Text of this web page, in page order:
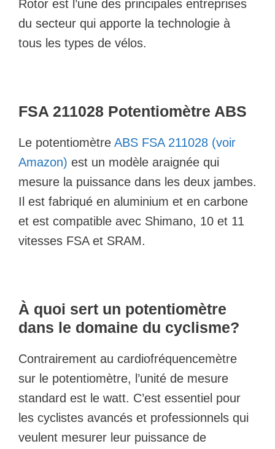
Rotor est l’une des principales entreprises
du secteur qui apporte la technologie à
tous les types de vélos.
FSA 211028 Potentiomètre ABS
Le potentiomètre ABS FSA 211028 (voir
Amazon) est un modèle araignée qui
mesure la puissance dans les deux jambes.
Il est fabriqué en aluminium et en carbone
et est compatible avec Shimano, 10 et 11
vitesses FSA et SRAM.
À quoi sert un potentiomètre
dans le domaine du cyclisme?
Contrairement au cardiofréquencemètre
sur le potentiomètre, l’unité de mesure
standard est le watt. C’est essentiel pour
les cyclistes avancés et professionnels qui
veulent mesurer leur puissance de